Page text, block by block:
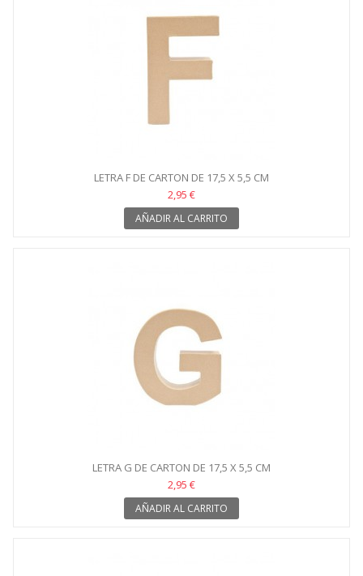
LETRA F DE CARTON DE 17,5 X 5,5 CM
2,95 €
AÑADIR AL CARRITO
LETRA G DE CARTON DE 17,5 X 5,5 CM
2,95 €
AÑADIR AL CARRITO